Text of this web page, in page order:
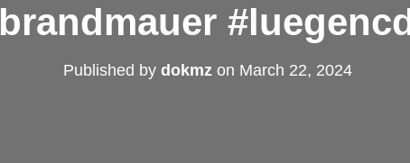
Published by dokmz on March 22, 2024